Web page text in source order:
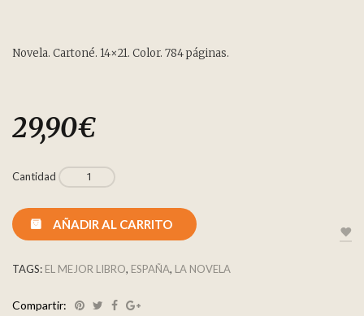
Novela. Cartoné. 14×21. Color. 784 páginas.
29,90€
Cantidad
AÑADIR AL CARRITO
TAGS: EL MEJOR LIBRO, ESPAÑA, LA NOVELA
Compartir: